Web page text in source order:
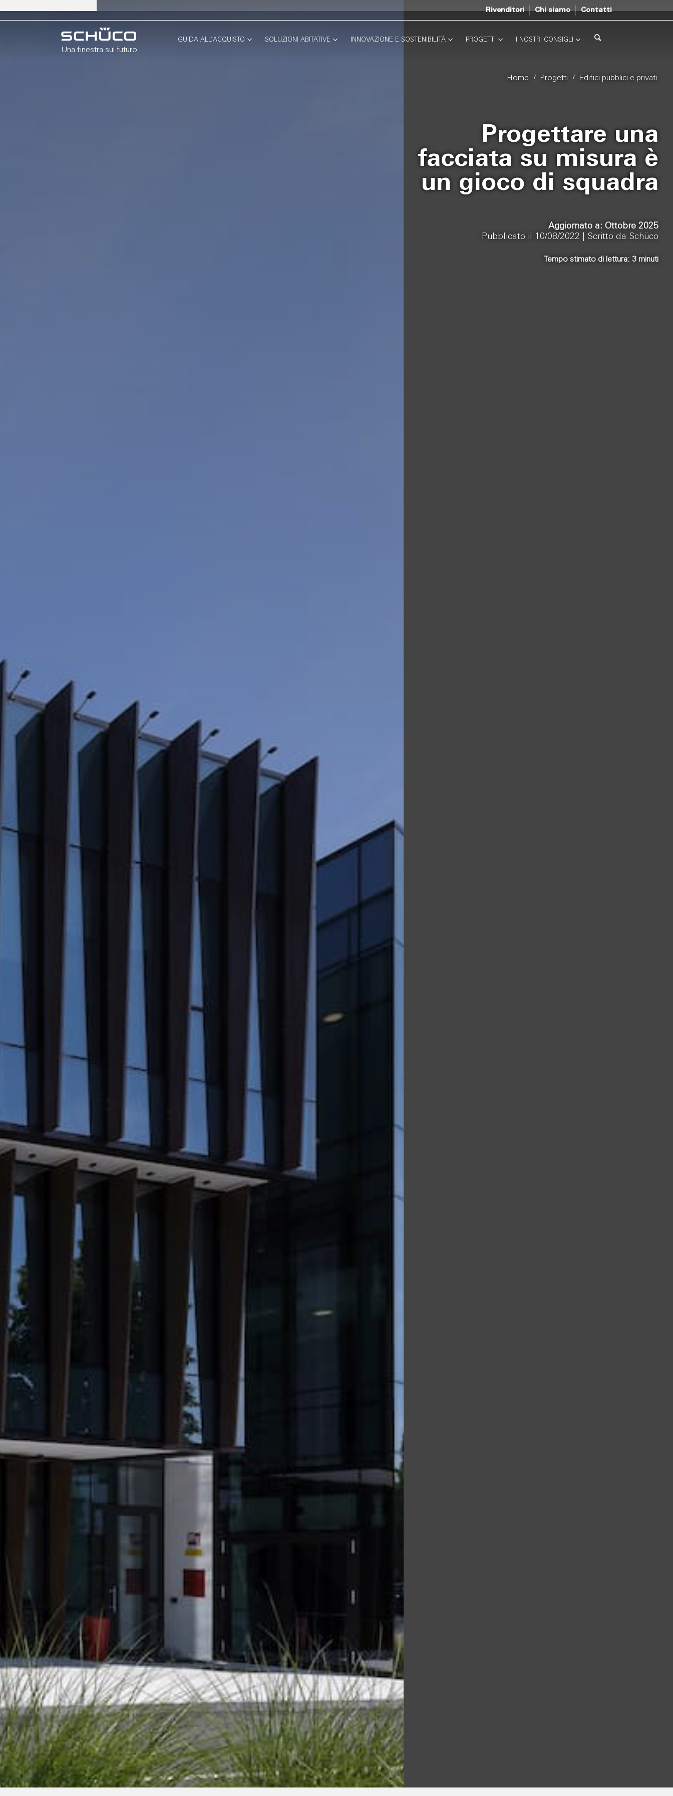
Rivenditori Chi siamo Contatti
GUIDA ALL’ACQUISTO SOLUZIONI ABITATIVE INNOVAZIONE E SOSTENIBILITÀ PROGETTI I NOSTRI CONSIGLI
Una finestra sul futuro
Home / Progetti / Edifici pubblici e privati
Progettare una
facciata su misura è
un gioco di squadra
Aggiornato a: Ottobre 2025
Pubblicato il 10/08/2022 | Scritto da Schüco
Tempo stimato di lettura: 3 minuti